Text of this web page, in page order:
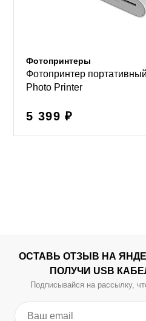
Фотопринтеры
Фотопринтер
Photo Printer
5 399 ₽
ОСТАВЬ ОТЗЫВ НА
ПОЛУЧИ USB
Подписывайся на рассылку,